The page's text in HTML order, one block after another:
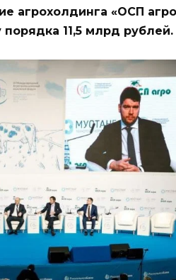
агрохолдинга «ОСП
11,5 млрд рублей.